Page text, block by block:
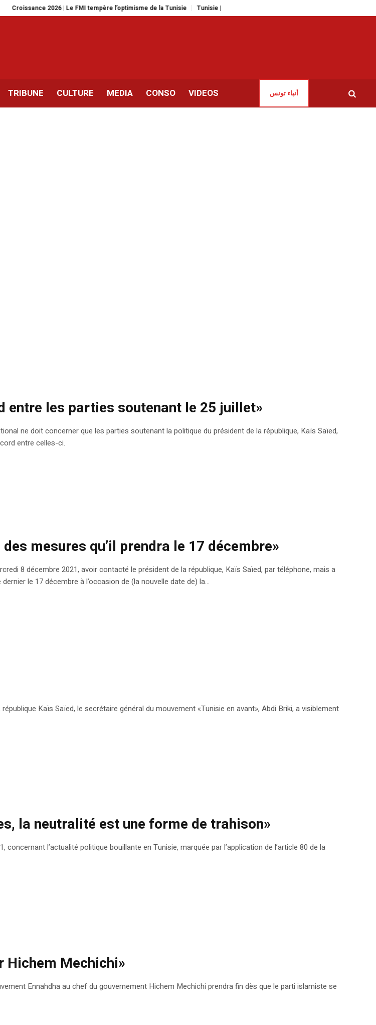
2026 | Le FMI tempère l’optimisme de la Tunisie Tunisie | Les avocats d’Abir Moussi craignent pour sa sécurité en prison
TRIBUNE CULTURE MEDIA CONSO VIDEOS أنباء تونس
entre les parties soutenant le 25 juillet»
ne doit concerner que les parties soutenant la politique du président de la république, Kaïs Saïed,
entre celles-ci.
mesures qu’il prendra le 17 décembre»
8 décembre 2021, avoir contacté le président de la république, Kaïs Saïed, par téléphone, mais a
le 17 décembre à l’occasion de (la nouvelle date de) la...
Kaïs Saïed, le secrétaire général du mouvement «Tunisie en avant», Abdi Briki, a visiblement
la neutralité est une forme de trahison»
l’actualité politique bouillante en Tunisie, marquée par l’application de l’article 80 de la
Hichem Mechichi»
Ennahdha au chef du gouvernement Hichem Mechichi prendra fin dès que le parti islamiste se